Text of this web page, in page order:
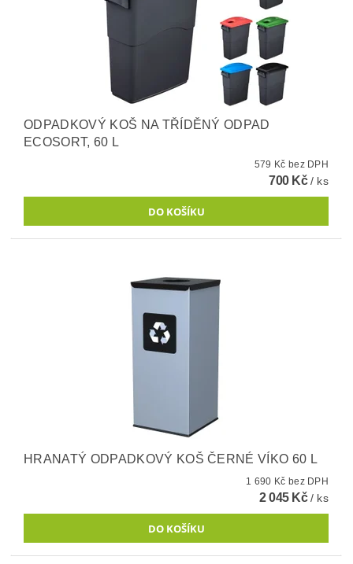
ODPADKOVÝ KOŠ NA TŘÍDĚNÝ ODPAD
ECOSORT, 60 L
579 Kč bez DPH
700 Kč/ ks
HRANATÝ ODPADKOVÝ KOŠ ČERNÉ VÍKO 60 L
1 690 Kč bez DPH
2 045 Kč/ ks